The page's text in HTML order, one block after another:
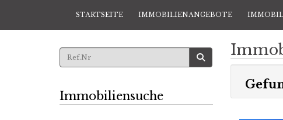
STARTSEITE IMMOBILIENANGEBOTE
Immobiliensuche